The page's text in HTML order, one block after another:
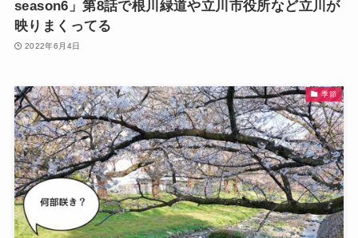
season6」第8話で根川緑道や立川市役所など立川が
映りまくってる
2022年6月4日
季節